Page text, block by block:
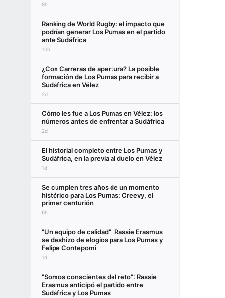
8h
Ranking de World Rugby: el impacto que
podrían generar Los Pumas en el partido
ante Sudáfrica
10h
¿Con Carreras de apertura? La posible
formación de Los Pumas para recibir a
Sudáfrica en Vélez
2d
Cómo les fue a Los Pumas en Vélez: los
números antes de enfrentar a Sudáfrica
2d
El historial completo entre Los Pumas y
Sudáfrica, en la previa al duelo en Vélez
1d
Se cumplen tres años de un momento
histórico para Los Pumas: Creevy, el
primer centurión
6h
"Un equipo de calidad": Rassie Erasmus
se deshizo de elogios para Los Pumas y
Felipe Contepomi
1d
"Somos conscientes del reto": Rassie
Erasmus anticipó el partido entre
Sudáfrica y Los Pumas